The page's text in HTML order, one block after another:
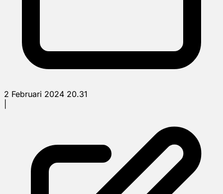
2 Februari 2024 20.31